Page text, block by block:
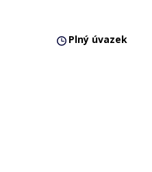
Plný úvazek